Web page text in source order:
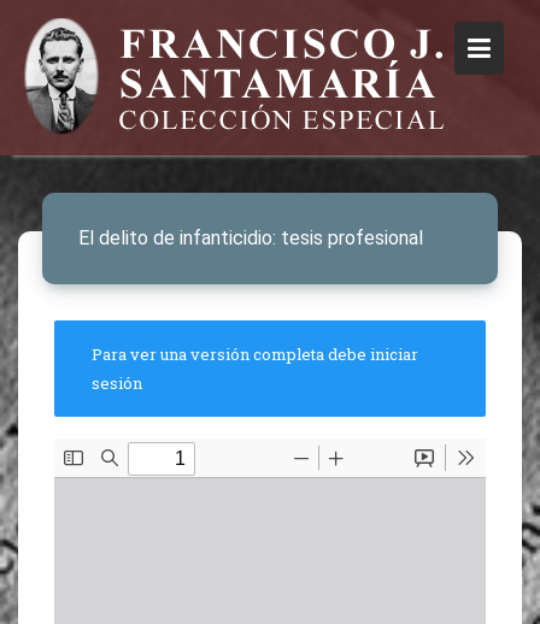
El delito de infanticidio: tesis profesional
Para ver una versión completa debe iniciar
sesión